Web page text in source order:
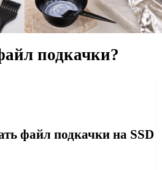
подкачки?
файл подкачки на SSD